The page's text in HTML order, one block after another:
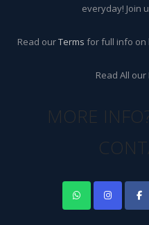
everyday! Join
Read ourTerms for full info on
Read All our
MORE